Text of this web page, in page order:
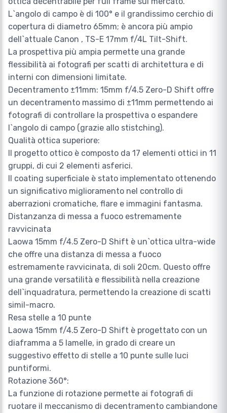
L`angolo di campo è di 100° e il grandissimo cerchio di
copertura di diametro 65mm; è ancora più ampio
dell`attuale Canon , TS-E 17mm f/4L Tilt-Shift.
La prospettiva più ampia permette una grande
flessibilità ai fotografi per scatti di architettura e di
interni con dimensioni limitate.
Decentramento ±11mm: 15mm f/4.5 Zero-D Shift offre
un decentramento massimo di ±11mm permettendo ai
fotografi di controllare la prospettiva o espandere
l`angolo di campo (grazie allo stistching).
Qualità ottica superiore:
Il progetto ottico è composto da 17 elementi ottici in 11
gruppi, di cui 2 elementi asferici.
Il coating superficiale è stato implementato ottenendo
un significativo miglioramento nel controllo di
aberrazioni cromatiche, flare e immagini fantasma.
Distanzanza di messa a fuoco estremamente
ravvicinata
Laowa 15mm f/4.5 Zero-D Shift è un`ottica ultra-wide
che offre una distanza di messa a fuoco
estremamente ravvicinata, di soli 20cm. Questo offre
una grande versatilità e flessibilità nella creazione
dell`inquadratura, permettendo la creazione di scatti
simil-macro.
Resa stelle a 10 punte
Laowa 15mm f/4.5 Zero-D Shift è progettato con un
diaframma a 5 lamelle, in grado di creare un
suggestivo effetto di stelle a 10 punte sulle luci
puntiformi.
Rotazione 360°:
La funzione di rotazione permette ai fotografi di
ruotare il meccanismo di decentramento cambiandone